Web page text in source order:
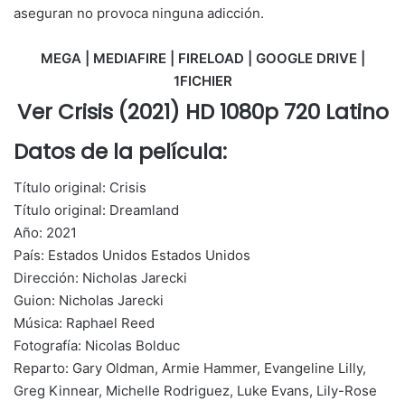
aseguran no provoca ninguna adicción.
MEGA | MEDIAFIRE | FIRELOAD | GOOGLE DRIVE |
1FICHIER
Ver Crisis (2021) HD 1080p 720 Latino
Datos de la película:
Título original: Crisis
Título original: Dreamland
Año: 2021
País: Estados Unidos Estados Unidos
Dirección: Nicholas Jarecki
Guion: Nicholas Jarecki
Música: Raphael Reed
Fotografía: Nicolas Bolduc
Reparto: Gary Oldman, Armie Hammer, Evangeline Lilly,
Greg Kinnear, Michelle Rodriguez, Luke Evans, Lily-Rose